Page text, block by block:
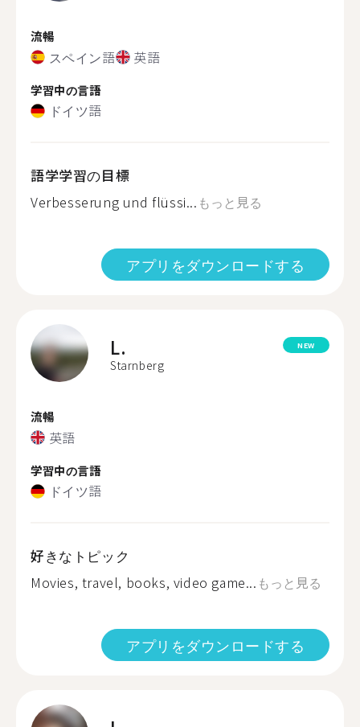
流暢
スペイン語 英語
学習中の言語
ドイツ語
語学学習の目標
Verbesserung und flüssi... もっと見る
アプリをダウンロードする
L.
Starnberg
NEW
流暢
英語
学習中の言語
ドイツ語
好きなトピック
Movies, travel, books, video game... もっと見る
アプリをダウンロードする